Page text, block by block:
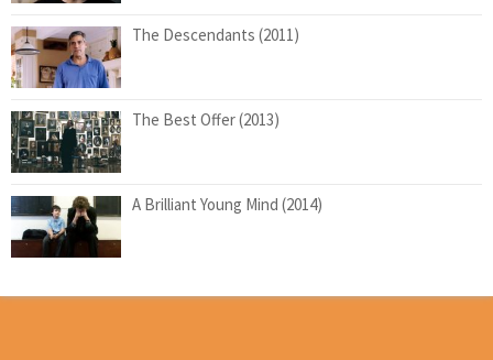
The Descendants (2011)
The Best Offer (2013)
A Brilliant Young Mind (2014)